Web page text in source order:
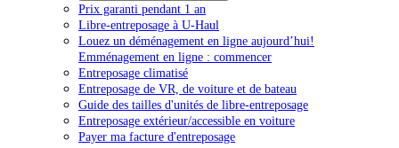
Prix garanti pendant 1 an
Libre-entreposage à U-Haul
Louez un déménagement en ligne aujourd’hui!
Emménagement en ligne : commencer
Entreposage climatisé
Entreposage de VR, de voiture et de bateau
Guide des tailles d'unités de libre-entreposage
Entreposage extérieur/accessible en voiture
Payer ma facture d'entreposage